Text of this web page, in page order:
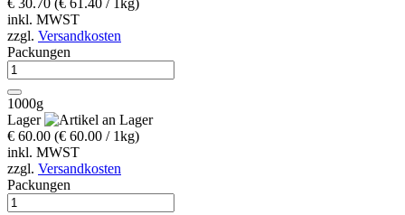
inkl. MWST
zzgl. Versandkosten
Packungen
1000g
Lager
€ 60.00 (€ 60.00 / 1kg)
inkl. MWST
zzgl. Versandkosten
Packungen